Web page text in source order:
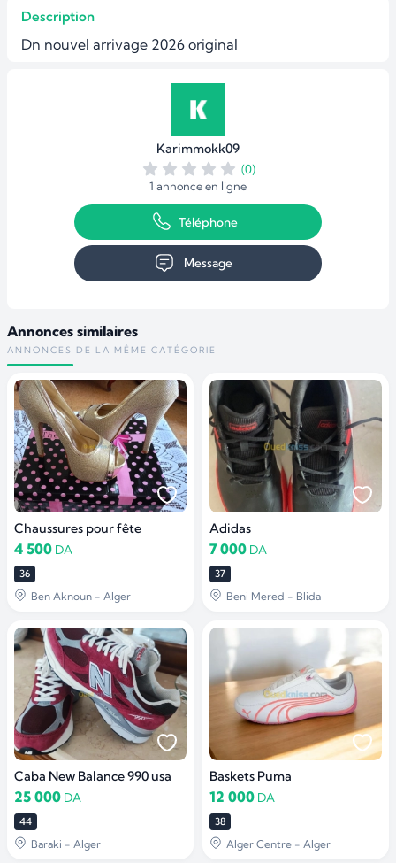
Description
Dn nouvel arrivage 2026 original
Karimmokk09
(0)
1 annonce en ligne
Téléphone
Message
Annonces similaires
ANNONCES DE LA MÊME CATÉGORIE
Chaussures pour fête
4 500 DA
36
Ben Aknoun - Alger
Adidas
7 000 DA
37
Beni Mered - Blida
Caba New Balance 990 usa
25 000 DA
44
Baraki - Alger
Baskets Puma
12 000 DA
38
Alger Centre - Alger